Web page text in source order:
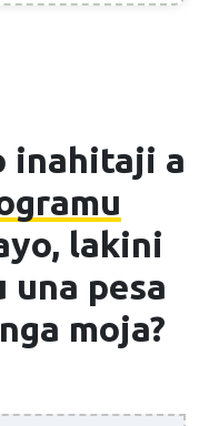
inahitaji a
lakini
una pesa
moja?